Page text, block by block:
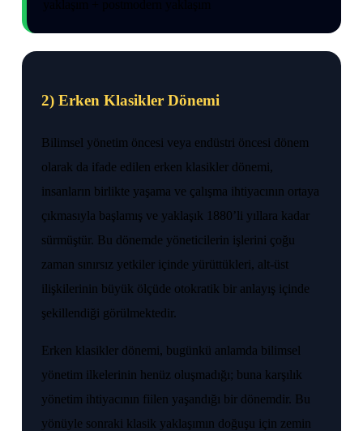
2) Erken Klasikler Dönemi
Bilimsel yönetim öncesi veya endüstri öncesi dönem
olarak da ifade edilen erken klasikler dönemi,
insanların birlikte yaşama ve çalışma ihtiyacının ortaya
çıkmasıyla başlamış ve yaklaşık 1880’li yıllara kadar
sürmüştür. Bu dönemde yöneticilerin işlerini çoğu
zaman sınırsız yetkiler içinde yürüttükleri, alt-üst
ilişkilerinin büyük ölçüde otokratik bir anlayış içinde
şekillendiği görülmektedir.
Erken klasikler dönemi, bugünkü anlamda bilimsel
yönetim ilkelerinin henüz oluşmadığı; buna karşılık
yönetim ihtiyacının fiilen yaşandığı bir dönemdir. Bu
yönüyle sonraki klasik yaklaşımın doğuşu için zemin